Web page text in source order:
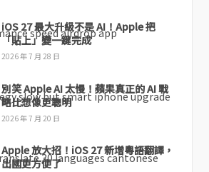
iOS 27 最大升級不是 AI！Apple 把
「貼上」變一鍵完成
2026 年 7 月 28 日
別笑 Apple AI 太慢！蘋果真正的 AI 戰
略比想像更聰明
2026 年 7 月 20 日
Apple 放大招！iOS 27 新增粵語翻譯，
出國更方便了